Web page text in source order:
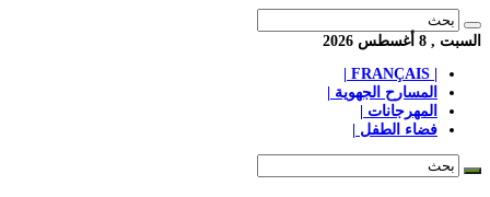
السبت , 8 أغسطس 2026
المسارح الجهوية |
المهرجانات |
فضاء الطفل |